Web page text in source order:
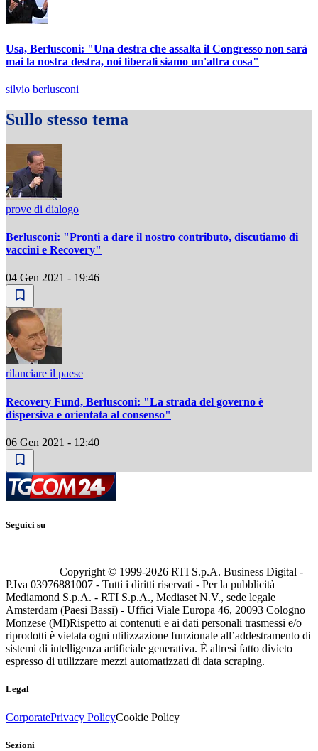
Usa, Berlusconi: "Una destra che assalta il Congresso non sarà
mai la nostra destra, noi liberali siamo un'altra cosa"
silvio berlusconi
Sullo stesso tema
prove di dialogo
Berlusconi: "Pronti a dare il nostro contributo, discutiamo di
vaccini e Recovery"
04 Gen 2021 - 19:46
rilanciare il paese
Recovery Fund, Berlusconi: "La strada del governo è
dispersiva e orientata al consenso"
06 Gen 2021 - 12:40
Seguici su
Copyright © 1999-2026 RTI S.p.A. Business Digital -
P.Iva 03976881007 - Tutti i diritti riservati - Per la pubblicità
Mediamond S.p.A. - RTI S.p.A., Mediaset N.V., sede legale
Amsterdam (Paesi Bassi) - Uffici Viale Europa 46, 20093 Cologno
Monzese (MI)Rispetto ai contenuti e ai dati personali trasmessi e/o
riprodotti è vietata ogni utilizzazione funzionale all’addestramento di
sistemi di intelligenza artificiale generativa. È altresì fatto divieto
espresso di utilizzare mezzi automatizzati di data scraping.
Legal
CorporatePrivacy PolicyCookie Policy
Sezioni